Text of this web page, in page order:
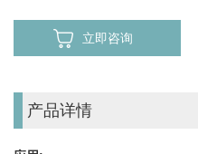
立即咨询
产品详情